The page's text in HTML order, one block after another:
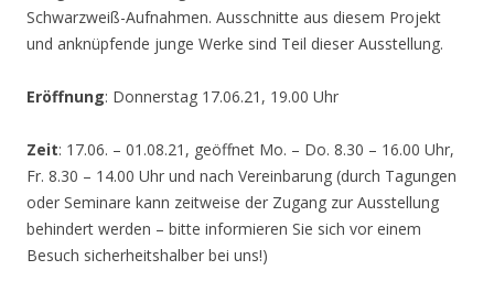
Schwarzweiß-Aufnahmen. Ausschnitte aus diesem Projekt
und anknüpfende junge Werke sind Teil dieser Ausstellung.
Eröffnung: Donnerstag 17.06.21, 19.00 Uhr
Zeit: 17.06. – 01.08.21, geöffnet Mo. – Do. 8.30 – 16.00 Uhr,
Fr. 8.30 – 14.00 Uhr und nach Vereinbarung (durch Tagungen
oder Seminare kann zeitweise der Zugang zur Ausstellung
behindert werden – bitte informieren Sie sich vor einem
Besuch sicherheitshalber bei uns!)